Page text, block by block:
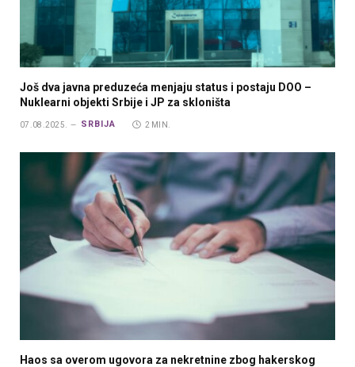
Još dva javna preduzeća menjaju status i postaju DOO –
Nuklearni objekti Srbije i JP za skloništa
07.08.2025. SRBIJA 2 MIN.
Haos sa overom ugovora za nekretnine zbog hakerskog